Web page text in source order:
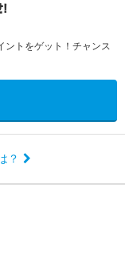
ントをゲット！チャンス
？